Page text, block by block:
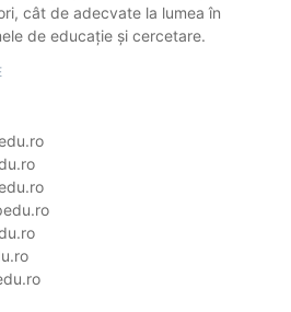
cât de adecvate la lumea în
de educație și cercetare.